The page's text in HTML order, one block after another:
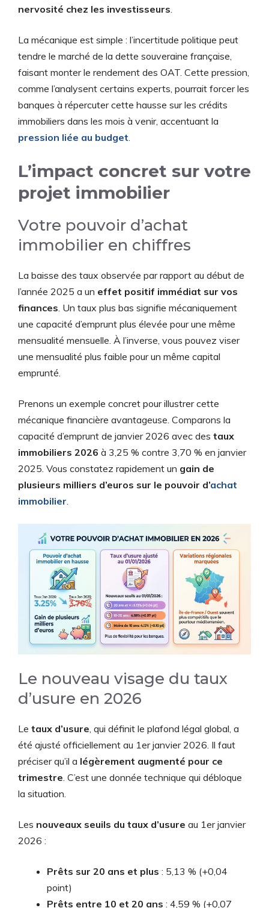
nervosité chez les investisseurs.
La mécanique est simple : l’incertitude politique peut
tendre le marché de la dette souveraine française,
faisant monter le rendement des OAT. Cette pression,
comme l’analysent certains experts, pourrait forcer les
banques à répercuter cette hausse sur les crédits
immobiliers dans les mois à venir, accentuant la
pression liée au budget.
L’impact concret sur votre
projet immobilier
Votre pouvoir d’achat
immobilier en chiffres
La baisse des taux observée par rapport au début de
l’année 2025 a un effet positif immédiat sur vos
finances. Un taux plus bas signifie mécaniquement
une capacité d’emprunt plus élevée pour une même
mensualité mensuelle. À l’inverse, vous pouvez viser
une mensualité plus faible pour un même capital
emprunté.
Prenons un exemple concret pour illustrer cette
mécanique financière avantageuse. Comparons la
capacité d’emprunt de janvier 2026 avec des taux
immobiliers 2026 à 3,25 % contre 3,70 % en janvier
2025. Vous constatez rapidement un gain de
plusieurs milliers d’euros sur le pouvoir d’achat
immobilier.
Le nouveau visage du taux
d’usure en 2026
Le taux d’usure , qui définit le plafond légal global, a
été ajusté officiellement au 1er janvier 2026. Il faut
préciser qu’il a légèrement augmenté pour ce
trimestre . C’est une donnée technique qui débloque
la situation.
Les nouveaux seuils du taux d’usure au 1er janvier
2026 :
Prêts sur 20 ans et plus : 5,13 % (+0,04
point)
Prêts entre 10 et 20 ans : 4,59 % (+0,07